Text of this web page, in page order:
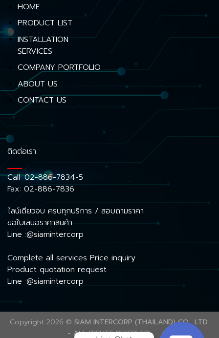
HOME
PRODUCT LIST
INSTALLATION
SERVICES
COMPANY PORTFOLIO
ABOUT US
CONTACT US
ติดต่อเรา
Call:02-886-7834-5
Fax: 02-886-7836
ไลน์เดียวจบ ครบทุกบริการ / สอบถามราคา
ขอใบเสนอราคาสินค้า
Line :@siamintercorp
Complete all services Price inquiry
Product quotation request
Line :@siamintercorp
Copyright 2026 © SIAM INTERCORP (THAILAND) CO., LTD.
- ALL RIGHTS RESERVED.